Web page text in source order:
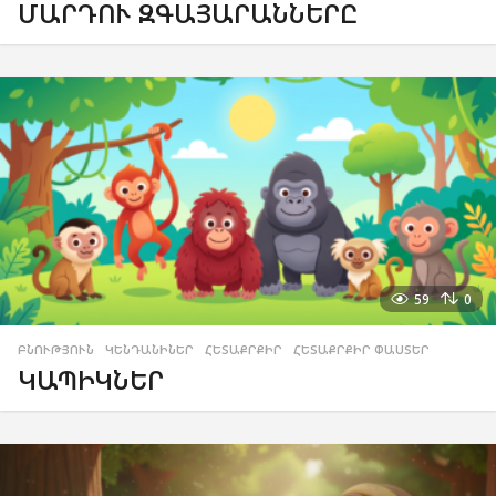
ՄԱՐԴՈՒ ԶԳԱՅԱՐԱՆՆԵՐԸ
59 0
ԲՆՈՒԹՅՈՒՆ ,ԿԵՆԴԱՆԻՆԵՐ ,ՀԵՏԱՔՐՔԻՐ ,ՀԵՏԱՔՐՔԻՐ ՓԱՍՏԵՐ
ԿԱՊԻԿՆԵՐ